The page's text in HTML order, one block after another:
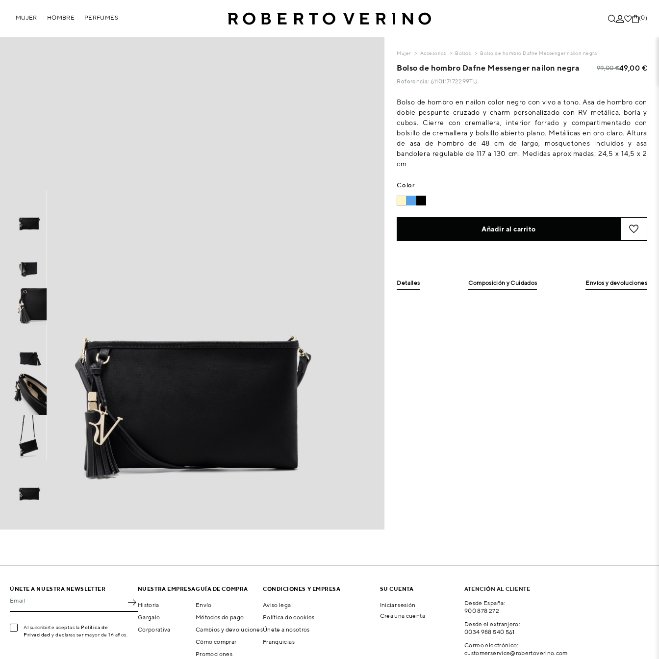
(0)
MUJER HOMBRE PERFUMES
Mujer Accesorios Bolsos Bolso de hombro Dafne Messenger nailon negra
Bolso de hombro Dafne Messenger nailon negra 99,00 €49,00 €
Referencia: 6110117172299TU
Bolso de hombro en nailon color negro con vivo a tono. Asa de hombro con
doble pespunte cruzado y charm personalizado con RV metálica, borla y
cubos. Cierre con cremallera, interior forrado y compartimentado con
bolsillo de cremallera y bolsillo abierto plano. Metálicas en oro claro. Altura
de asa de hombro de 48 cm de largo, mosquetones incluidos y asa
bandolera regulable de 117 a 130 cm. Medidas aproximadas: 24,5 x 14,5 x 2
cm
Color
Añadir al carrito
Detalles Composición y Cuidados Envíos y devoluciones
ÚNETE A NUESTRA NEWSLETTER
Email
Al suscribirte aceptas la Política de
Privacidad y declaras ser mayor de 16 años.
NUESTRA EMPRESA
Historia
Gargalo
Corporativa
GUÍA DE COMPRA
Envío
Métodos de pago
Cambios y devoluciones
Cómo comprar
Promociones
CONDICIONES Y EMPRESA
Aviso legal
Política de cookies
Únete a nosotros
Franquicias
SU CUENTA
Iniciar sesión
Crea una cuenta
ATENCIÓN AL CLIENTE
Desde España:
900 878 272
Desde el extranjero:
0034 988 540 561
Correo electrónico:
customerservice@robertoverino.com